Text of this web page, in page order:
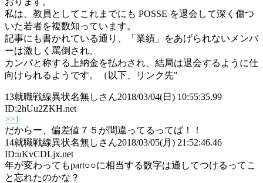
私は、教員としてこれまでにも POSSE を退会して深く傷つ
いた若者を複数知っています。
記事にも書かれている通り、「業績」をあげられないメンバ
ーは激しく罵倒され、
カンパと称する上納金を払わされ、結局は退会するように仕
向けられるようです。（以下、リンク先"
13就職戦線異状名無しさん2018/03/04(日) 10:55:35.99
ID:2hUu2ZKH.net
>>1
だからー、偏差値７５が間違ってるってば！！
14就職戦線異状名無しさん2018/03/05(月) 21:52:46.46
ID:uKvCDLjx.net
年が変わってもpart○○に相当する数字は通してつけるってこ
と忘れたのかな？